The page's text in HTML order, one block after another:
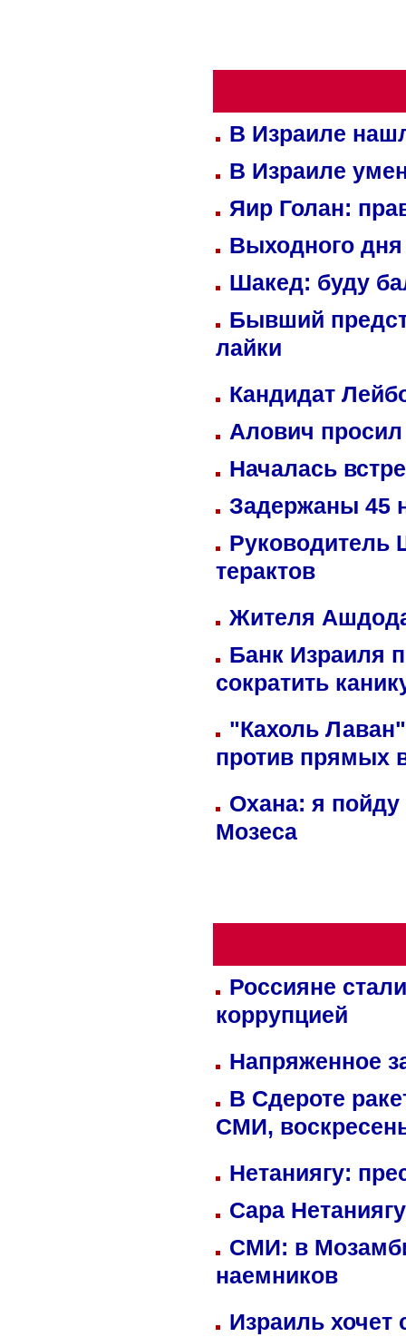
В Израиле
В Израиле
Яир Голан:
Выходного
Шакед: буду
Бывший
лайки
Кандидат
Алович просил
Началась
Задержаны 45
Руководитель
терактов
Жителя
Банк Израиля
сократить
"Кахоль
против прямых
Охана: я пойду
Мозеса
Россияне
коррупцией
Напряженное
В Сдероте
СМИ,
Нетаниягу:
Сара
СМИ: в
наемников
Израиль хочет